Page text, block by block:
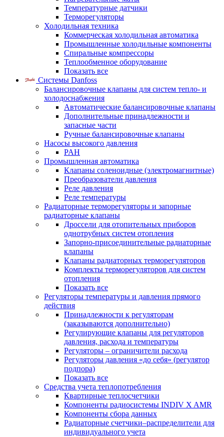
Температурные датчики
Терморегуляторы
Холодильная техника
Коммерческая холодильная автоматика
Промышленные холодильные компоненты
Спиральные компрессоры
Теплообменное оборудование
Показать все
Системы Danfoss
Балансировочные клапаны для систем тепло- и
холодоснабжения
Автоматические балансировочные клапаны
Дополнительные принадлежности и
запасные части
Ручные балансировочные клапаны
Насосы высокого давления
PAH
Промышленная автоматика
Клапаны соленоидные (электромагнитные)
Преобразователи давления
Реле давления
Реле температуры
Радиаторные терморегуляторы и запорные
радиаторные клапаны
Дроссели для отопительных приборов
однотрубных систем отопления
Запорно-присоединительные радиаторные
клапаны
Клапаны радиаторных терморегуляторов
Комплекты терморегуляторов для систем
отопления
Показать все
Регуляторы температуры и давления прямого
действия
Принадлежности к регуляторам
(заказываются дополнительно)
Регулирующие клапаны для регуляторов
давления, расхода и температуры
Регуляторы – ограничители расхода
Регуляторы давления «до себя» (регулятор
подпора)
Показать все
Средства учета теплопотребления
Квартирные теплосчетчики
Компоненты радиосистемы INDIV X AMR
Компоненты сбора данных
Радиаторные счетчики–распределители для
индивидуального учета